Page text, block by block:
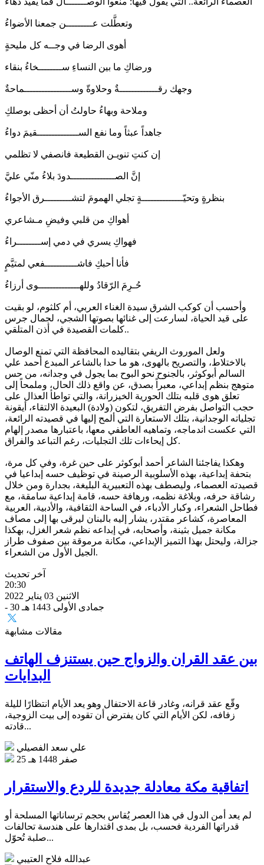
وتعطَّلت عـــــــــن جمعنا الأضواءُ
أهوى الرضا في وجــه كل مليحةٍ
ورضاكِ ما بين النساءِ ســــــــخاءُ بنقاء
وجهك رقـــــــــــــةٌ وحلاوةّ وســــــــــــــــماحةٌ
وملاحة وبهاءُ حاولتُ أن أحظى بوصلكِ
جاهداً عبثاً وما نفع الســــــــــــــقيمَ دواءُ
إن كنتِ تنويـن القطيعة فانصفي لا تظلمي
إنَّ الصـــــــــــــــدودَ بلاءُ منّي عليَّ
بنظرةٍ وتحيّــــــــــــــةٍ تجلي الهمومَ لتشـــــــــرق الأجواءُ
أهواكِ من قلبي وفيضِ مـشاعري
فهواكِ يسري في دمي إســــــــراءُ
فأنا أحبكِ فاشـــــــــــفعي لمتيَّمٍ
حُـرِمَ الرّقادُ وللهــــــــــــــوى أرزاءُ
وأحسب أن كوكب الشرق سيدة الغناء العربي، أم كلثوم، لو بقيت
على قيد الحياة، لسارعت إلى غنائها بصوتها الشجي، لجمال جرس
كلمات القصيدة في أذن المتلقي..
ولعل الموروث الريفي بتقاليده المحافظة التي تمنع الوصال
بالاختلاط، والتصريح بالهوى، هو ما حدا بالشاعر المبدع أحمد علي
السالم أبوكوثر، بالجنوح نحو البوح بما يجول في وجدانه، من حس
متوهج بنظم إبداعي، معبراً بصدق، عن واقع ذلك الحال، وملمحاً إلى
تعلق هوى قلبه بتلك الحورية الخيزرانة، والتي تواطأ العذال على
حجب التواصل بفرض التفريق، لتكون (ولادة) البعيدة الالتقاء، أيقونة
تجلياته الوجدانية، بتلك الاستعارة التي ألمح إليها في قصيدته الرائعة،
التي عكست اندماجه، وتماهيه العاطفي معها، باعتبارها مصدر إلهام
كل إيحاءات تلك التجليات، رغم التباعد والفراق.
وهكذا يفاجئنا الشاعر أحمد أبوكوثر على حين غرة، وفي كل مرة،
بتحفة إبداعية، بهذه الأسلوبية الرصينة في توظيف حسه إبداعيا في
قصيدته العصماء، وليصطف بهذه التعبيرية البليغة، بجدارة ومن خلال
رشاقة حرفه، وبلاغة نظمه، ورهافة حسه، قامة إبداعية سامقة، مع
فطاحل الشعراء، وكبار الأدباء، في الساحة الثقافية، والأدبية، العربية
المعاصرة، كشاعر مقتدر، يشار إليه بالبنان ليرقى بها إلى مصاف
مكانة جميل بثينة، وأصحابه، في إبداعه نظم شعر الغزل، بهكذا
جزالة، وليحتل بهذا التميز الإبداعي، مكانة مرموقة بين صفوف طراز
الجيل الأول من الشعراء.
آخر تحديث
20:30
الاثنين 03 يناير 2022
- 30 جمادى الأولى 1443 هـ
مقالات مشابهة
بين عقد القران والزواج حين يستنزف الهاتف
البدايات
وقّع عقد قرانه، وغادر قاعة الاحتفال وهو يعد الأيام انتظارًا لليلة
زفافه، لكن الأيام التي كان يفترض أن تقوده إلى بيت الزوجية،
قادته...
علي سعد الفصيلي
25 صفر 1448 هـ
اتفاقية مكة معادلة جديدة للردع والاستقرار
لم يعد أمن الدول في هذا العصر يُقاس بحجم ترساناتها المسلحة أو
قدراتها الفردية فحسب، بل بمدى اقتدارها على هندسة تحالفات
صلبة تُحوّل...
عبدالله فلاح العتيبي